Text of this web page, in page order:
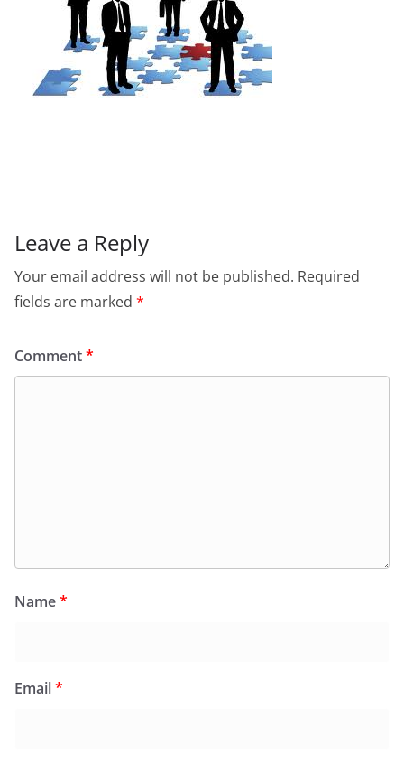
Leave a Reply
Your email address will not be published. Required
fields are marked *
Comment*
Name*
Email*